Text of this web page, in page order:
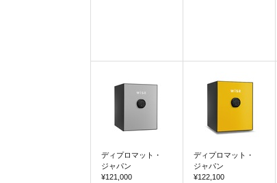
ディプロマット・
ジャパン
¥121,000
ディプロマット・
ジャパン
¥122,100